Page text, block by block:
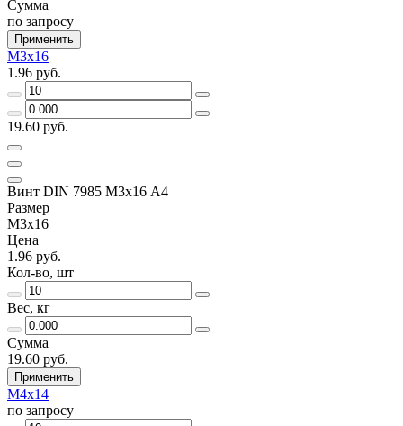
Сумма
по запросу
Применить
М3х16
1.96 руб.
19.60 руб.
Винт DIN 7985 М3х16 A4
Размер
М3х16
Цена
1.96 руб.
Кол-во, шт
Вес, кг
Сумма
19.60 руб.
Применить
М4х14
по запросу